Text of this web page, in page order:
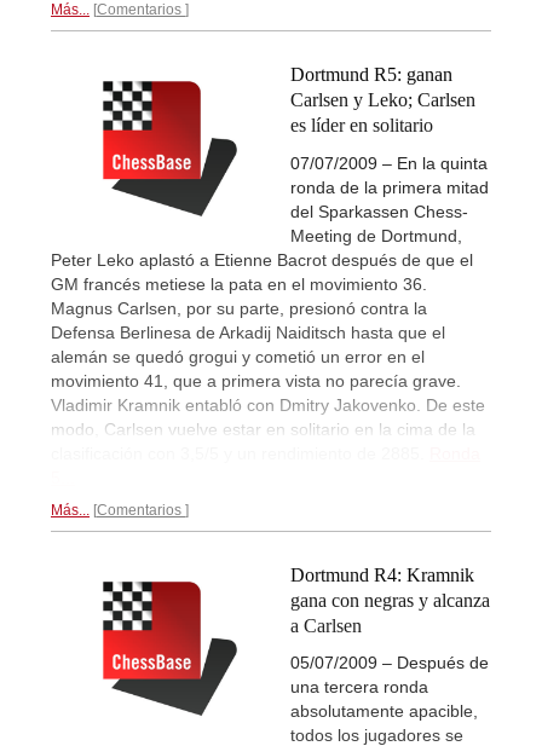
Más... Comentarios
Dortmund R5: ganan
Carlsen y Leko; Carlsen
es líder en solitario
07/07/2009 – En la quinta
ronda de la primera mitad
del Sparkassen Chess-
Meeting de Dortmund,
Peter Leko aplastó a Etienne Bacrot después de que el
GM francés metiese la pata en el movimiento 36.
Magnus Carlsen, por su parte, presionó contra la
Defensa Berlinesa de Arkadij Naiditsch hasta que el
alemán se quedó grogui y cometió un error en el
movimiento 41, que a primera vista no parecía grave.
Vladimir Kramnik entabló con Dmitry Jakovenko. De este
modo, Carlsen vuelve estar en solitario en la cima de la
Más... Comentarios
Dortmund R4: Kramnik
gana con negras y alcanza
a Carlsen
05/07/2009 – Después de
una tercera ronda
absolutamente apacible,
todos los jugadores se